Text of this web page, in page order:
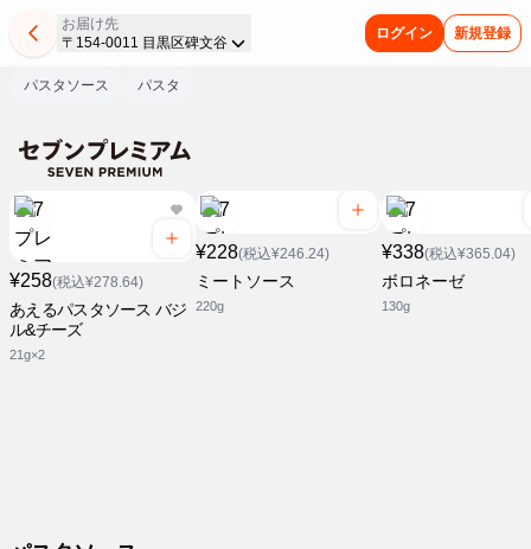
お届け先
〒154-0011 目黒区碑文谷
ログイン 新規登録
パスタソース パスタ
¥258(税込¥278.64)
あえるパスタソース バジ
ル&チーズ
21g×2
¥228(税込¥246.24)
ミートソース
220g
¥338(税込¥365.04)
ボロネーゼ
130g